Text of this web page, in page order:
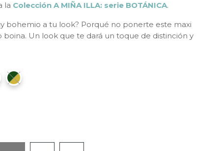
la Colección A MIÑA ILLA: serie BOTÁNICA.
bohemio a tu look? Porqué no ponerte este maxi
Un look que te dará un toque de distinción y